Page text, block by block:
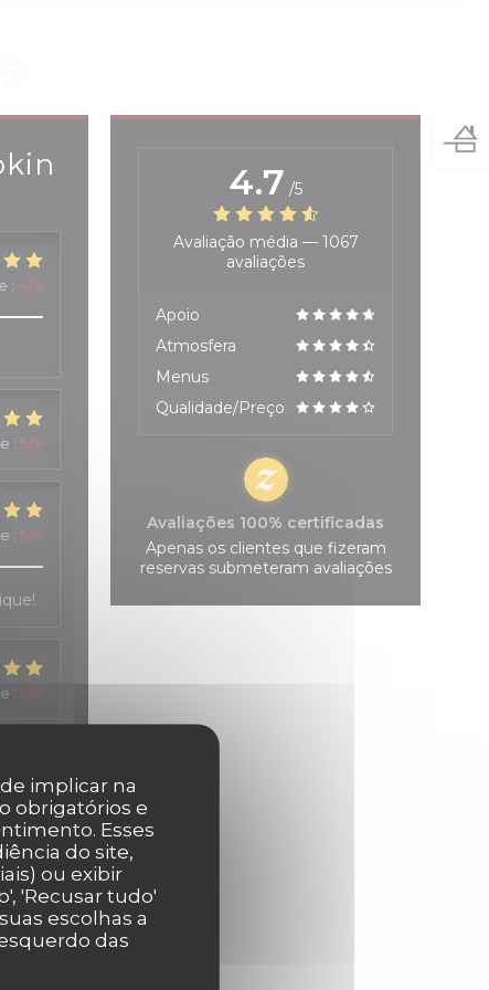
implicar na
obrigatórios e
Esses
do site,
ou exibir
'Recusar tudo'
escolhas a
das
: 4/5
: 5/5
: 5/5
: 5/5
:4 /5
et
4.7 /5
Avaliação média — 1067
avaliações
Apoio
Atmosfera
Menus
Qualidade/Preço
Avaliações 100% certificadas
Apenas os clientes que fizeram
reservas submeteram avaliações